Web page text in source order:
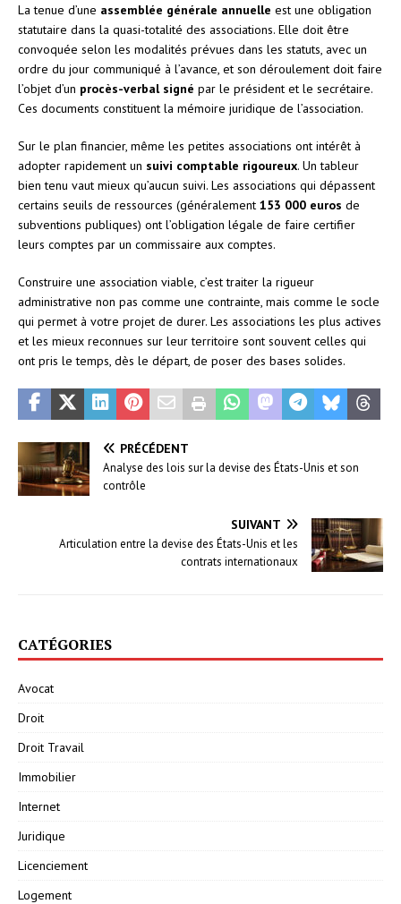
La tenue d’une assemblée générale annuelle est une obligation
statutaire dans la quasi-totalité des associations. Elle doit être
convoquée selon les modalités prévues dans les statuts, avec un
ordre du jour communiqué à l’avance, et son déroulement doit faire
l’objet d’un procès-verbal signé par le président et le secrétaire.
Ces documents constituent la mémoire juridique de l’association.
Sur le plan financier, même les petites associations ont intérêt à
adopter rapidement un suivi comptable rigoureux. Un tableur
bien tenu vaut mieux qu’aucun suivi. Les associations qui dépassent
certains seuils de ressources (généralement 153 000 euros de
subventions publiques) ont l’obligation légale de faire certifier
leurs comptes par un commissaire aux comptes.
Construire une association viable, c’est traiter la rigueur
administrative non pas comme une contrainte, mais comme le socle
qui permet à votre projet de durer. Les associations les plus actives
et les mieux reconnues sur leur territoire sont souvent celles qui
ont pris le temps, dès le départ, de poser des bases solides.
PRÉCÉDENT
Analyse des lois sur la devise des États-Unis et son
contrôle
SUIVANT
Articulation entre la devise des États-Unis et les
contrats internationaux
CATÉGORIES
Avocat
Droit
Droit Travail
Immobilier
Internet
Juridique
Licenciement
Logement